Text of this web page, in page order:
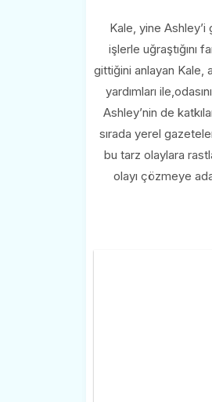
Kale, yine Ashley’i
işlerle uğraştığını
gittiğini anlayan Kale,
yardımları
Ashley’nin de
sırada yerel
bu tarz olaylara
olayı çözmeye